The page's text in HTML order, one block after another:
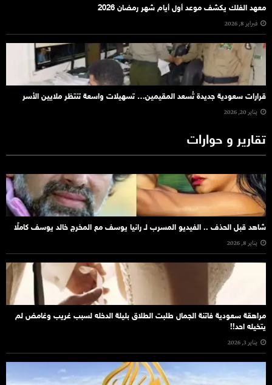
معهد الفلك يكشف موعد أول أيام شهر رمضان 2026
فبراير 8, 2026
قرارات سعودية جديدة تُسعد المقيمين… تسهيلات واسعة تنتظر ملايين الأسر
يناير 20, 2026
تقارير و حوارات
شاهد قبل الحذف .. الفيديو المسرب لـ رانيا يوسف مع المخرج خالد يوسف كاملًا
يناير 8, 2026
مراهقة سعودية فاتنة الجمال طلبت الطلاق بليلة الدخله لسبب غريب وغامض لم
يتخيله احد!!
يناير 3, 2026